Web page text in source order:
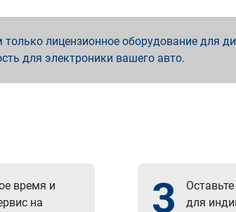
лицензионное оборудование для
для электроники вашего авто.
время и
на
3
для